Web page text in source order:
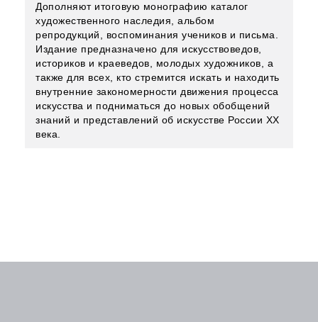
Дополняют итоговую монографию каталог
художественного наследия, альбом
репродукций, воспоминания учеников и письма.
Издание предназначено для искусствоведов,
историков и краеведов, молодых художников, а
также для всех, кто стремится искать и находить
внутренние закономерности движения процесса
искусства и подниматься до новых обобщений
знаний и представлений об искусстве России ХХ
века.